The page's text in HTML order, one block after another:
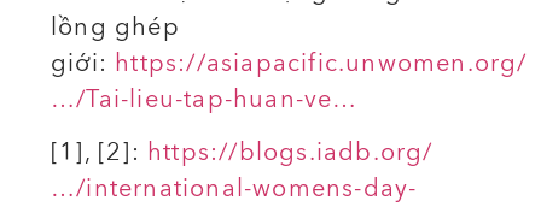
lồng ghép
giới: https://asiapacific.unwomen.org/
…/Tai-lieu-tap-huan-ve…
[1], [2]: https://blogs.iadb.org/
…/international-womens-day-